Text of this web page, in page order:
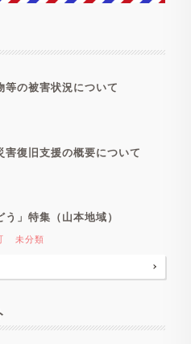
等の被害状況について
害復旧支援の概要について
う」特集（山本地域）
未分類